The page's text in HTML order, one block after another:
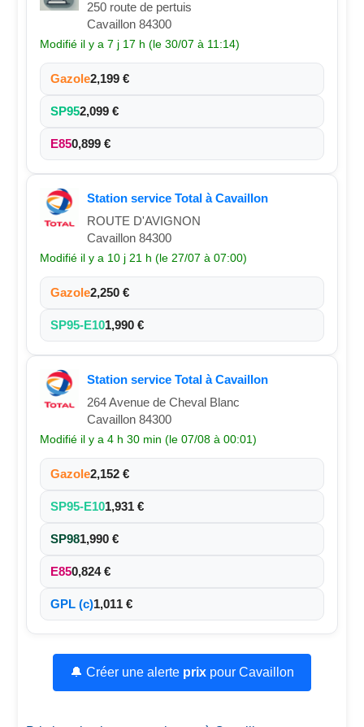
250 route de pertuis
Cavaillon 84300
Modifié il y a 7 j 17 h (le 30/07 à 11:14)
Gazole2,199 €
SP952,099 €
E850,899 €
Station service Total à Cavaillon
ROUTE D'AVIGNON
Cavaillon 84300
Modifié il y a 10 j 21 h (le 27/07 à 07:00)
Gazole2,250 €
SP95-E101,990 €
Station service Total à Cavaillon
264 Avenue de Cheval Blanc
Cavaillon 84300
Modifié il y a 4 h 30 min (le 07/08 à 00:01)
Gazole2,152 €
SP95-E101,931 €
SP981,990 €
E850,824 €
GPL (c)1,011 €
🔔 Créer une alerte prix pour Cavaillon